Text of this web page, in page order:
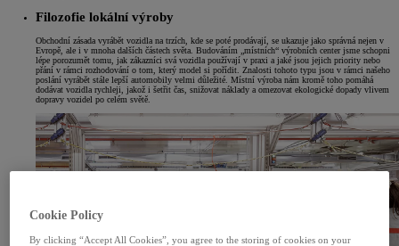
Filozofie lokální výroby
Obchodní zásada vyrábět vozidla na trzích, kde se poté prodávají, se ukazuje jako správná nejen v
Evropě, ale i v mnoha dalších částech světa. Budováním „místních“ výrobních center jsme schopni
lépe porozumět tomu, jak zákazníci svá vozidla používají v praxi a jaké jsou jejich priority nebo
přání v rámci rozhodování o tom, který model si pořídit. Znalosti tohoto typu jsou v rámci našeho
poslání vyrábět stále lepší automobily velmi důležité. Místní výroba nám kromě toho pomáhá
dodávat vozidla rychleji, jakož i šetřit čas, snižovat náklady a omezovat ekologické dopady vlivem
dopravy vozidel po celém světě.
Cookie Policy
By clicking “Accept All Cookies”, you agree to the storing of cookies on your